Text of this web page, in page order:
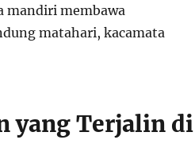
mandiri membawa
matahari, kacamata
yang Terjalin di